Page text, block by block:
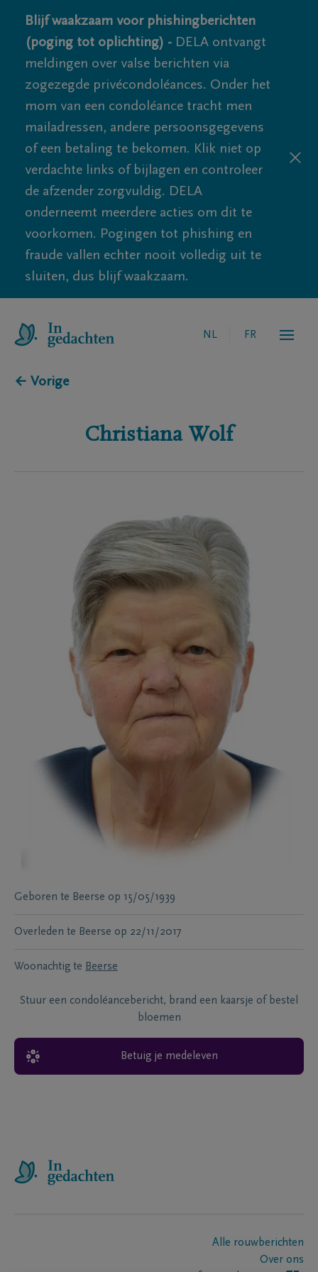
Blijf waakzaam voor phishingberichten
(poging tot oplichting) - DELA ontvangt
meldingen over valse berichten via
zogezegde privécondoléances. Onder het
mom van een condoléance tracht men
mailadressen, andere persoonsgegevens
of een betaling te bekomen. Klik niet op
verdachte links of bijlagen en controleer
de afzender zorgvuldig. DELA
onderneemt meerdere acties om dit te
voorkomen. Pogingen tot phishing en
fraude vallen echter nooit volledig uit te
sluiten, dus blijf waakzaam.
NL FR
← Vorige
Christiana Wolf
Geboren te Beerse op 15/05/1939
Overleden te Beerse op 22/11/2017
Woonachtig te Beerse
Stuur een condoléancebericht, brand een kaarsje of bestel
bloemen
Betuig je medeleven
Alle rouwberichten
Over ons